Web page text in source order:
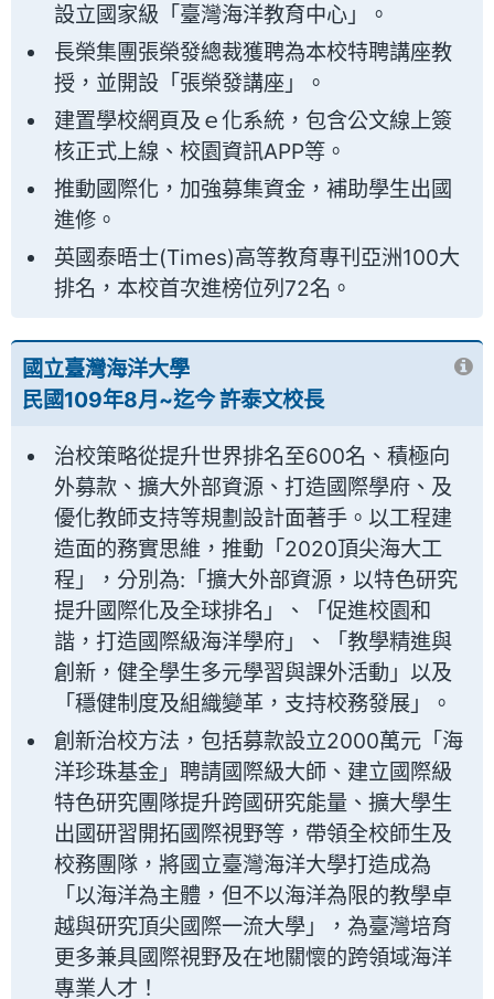
設立國家級「臺灣海洋教育中心」。
長榮集團張榮發總裁獲聘為本校特聘講座教
授，並開設「張榮發講座」。
建置學校網頁及ｅ化系統，包含公文線上簽
核正式上線、校園資訊APP等。
推動國際化，加強募集資金，補助學生出國
進修。
英國泰晤士(Times)高等教育專刊亞洲100大
排名，本校首次進榜位列72名。
國立臺灣海洋大學
民國109年8月~迄今 許泰文校長
治校策略從提升世界排名至600名、積極向
外募款、擴大外部資源、打造國際學府、及
優化教師支持等規劃設計面著手。以工程建
造面的務實思維，推動「2020頂尖海大工
程」，分別為:「擴大外部資源，以特色研究
提升國際化及全球排名」、「促進校園和
諧，打造國際級海洋學府」、「教學精進與
創新，健全學生多元學習與課外活動」以及
「穩健制度及組織變革，支持校務發展」。
創新治校方法，包括募款設立2000萬元「海
洋珍珠基金」聘請國際級大師、建立國際級
特色研究團隊提升跨國研究能量、擴大學生
出國研習開拓國際視野等，帶領全校師生及
校務團隊，將國立臺灣海洋大學打造成為
「以海洋為主體，但不以海洋為限的教學卓
越與研究頂尖國際一流大學」，為臺灣培育
更多兼具國際視野及在地關懷的跨領域海洋
專業人才！